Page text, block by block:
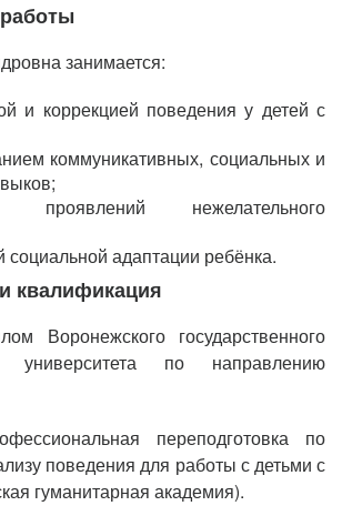
занимается:
и коррекцией поведения у детей с
коммуникативных, социальных и
проявлений нежелательного
социальной адаптации ребёнка.
квалификация
Воронежского государственного
университета по направлению
переподготовка по
поведения для работы с детьми с
гуманитарная академия).